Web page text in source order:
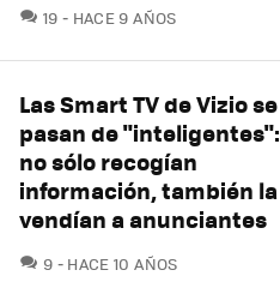
19 COMENTARIOS
HACE 9 AÑOS
Las Smart TV de Vizio se
pasan de "inteligentes":
no sólo recogían
información, también la
vendían a anunciantes
9 COMENTARIOS
HACE 10 AÑOS